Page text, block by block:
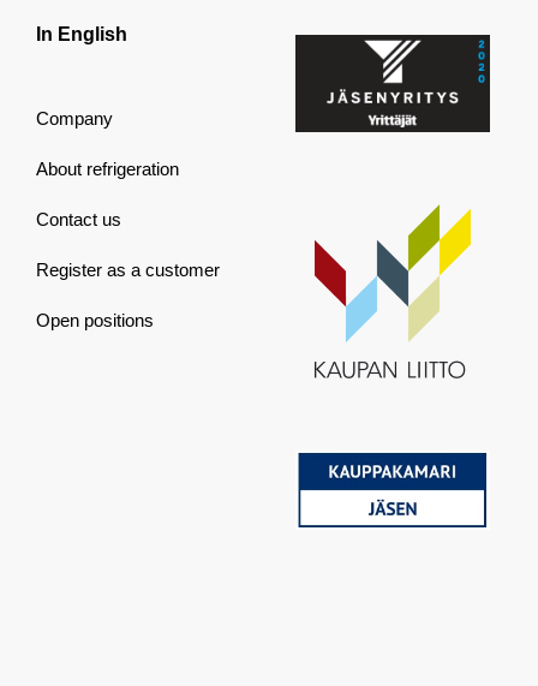
In English
Company
About refrigeration
Contact us
Register as a customer
Open positions